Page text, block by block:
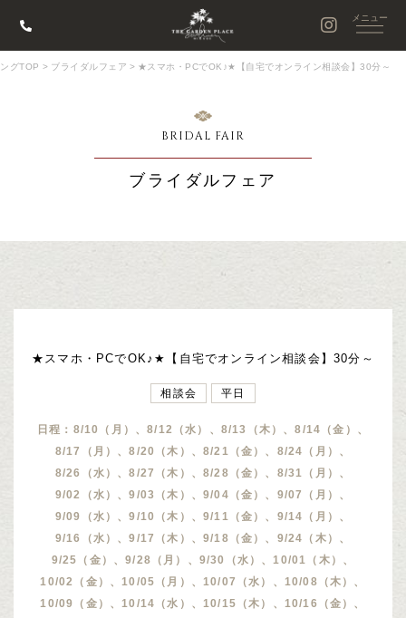
グTOP > ブライダルフェア > ★スマホ・PCでOK♪★【自宅でオンライン相談会】30分～
BRIDAL FAIR
ブライダルフェア
★スマホ・PCでOK♪★【自宅でオンライン相談会】30分～
相談会 平日
日程：8/10（月）、8/12（水）、8/13（木）、8/14（金）、
8/17（月）、8/20（木）、8/21（金）、8/24（月）、
8/26（水）、8/27（木）、8/28（金）、8/31（月）、
9/02（水）、9/03（木）、9/04（金）、9/07（月）、
9/09（水）、9/10（木）、9/11（金）、9/14（月）、
9/16（水）、9/17（木）、9/18（金）、9/24（木）、
9/25（金）、9/28（月）、9/30（水）、10/01（木）、
10/02（金）、10/05（月）、10/07（水）、10/08（木）、
10/09（金）、10/14（水）、10/15（木）、10/16（金）、